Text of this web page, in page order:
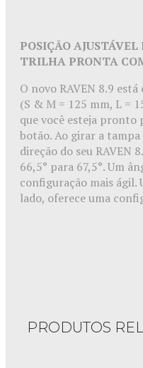
POSIÇÃO
TRILHA PRONTA
O novo RAVEN 8.9
(S & M = 125 mm, L =
que você esteja
botão. Ao girar a
direção do seu RAVEN
66,5° para 67,5°. Um
configuração mais
lado, oferece uma
PRODUTOS